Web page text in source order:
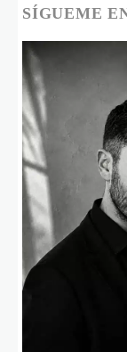
SÍGUEME